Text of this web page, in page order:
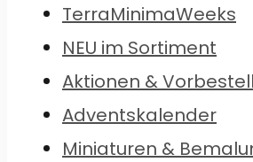
TerraMinimaWeeks
NEU im Sortiment
Aktionen &
Adventskalender
Miniaturen &